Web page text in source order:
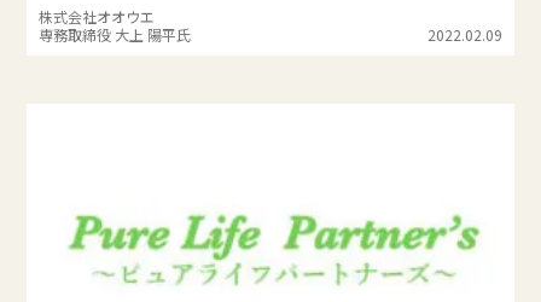
株式会社オオウエ
専務取締役 大上 陽平氏
2022.02.09